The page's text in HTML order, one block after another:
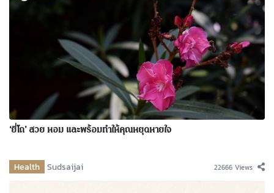
‘ยี่โถ’ สวย หอม และพร้อมทำให้คุณหยุดหายใจ
Health Sudsaijai 22666 Views